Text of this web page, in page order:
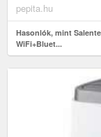
pepita.hu
Hasonlók, mint
WiFi+Bluet...